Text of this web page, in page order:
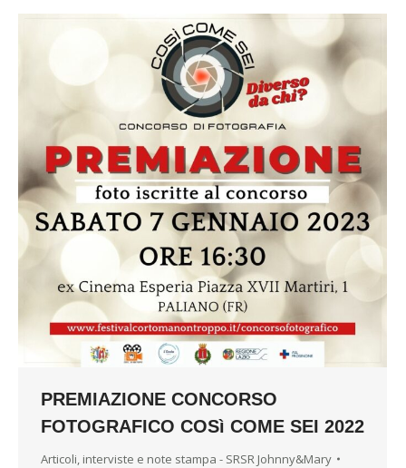
PREMIAZIONE CONCORSO
FOTOGRAFICO COSì COME SEI 2022
Articoli, interviste e note stampa - SRSR Johnny&Mary